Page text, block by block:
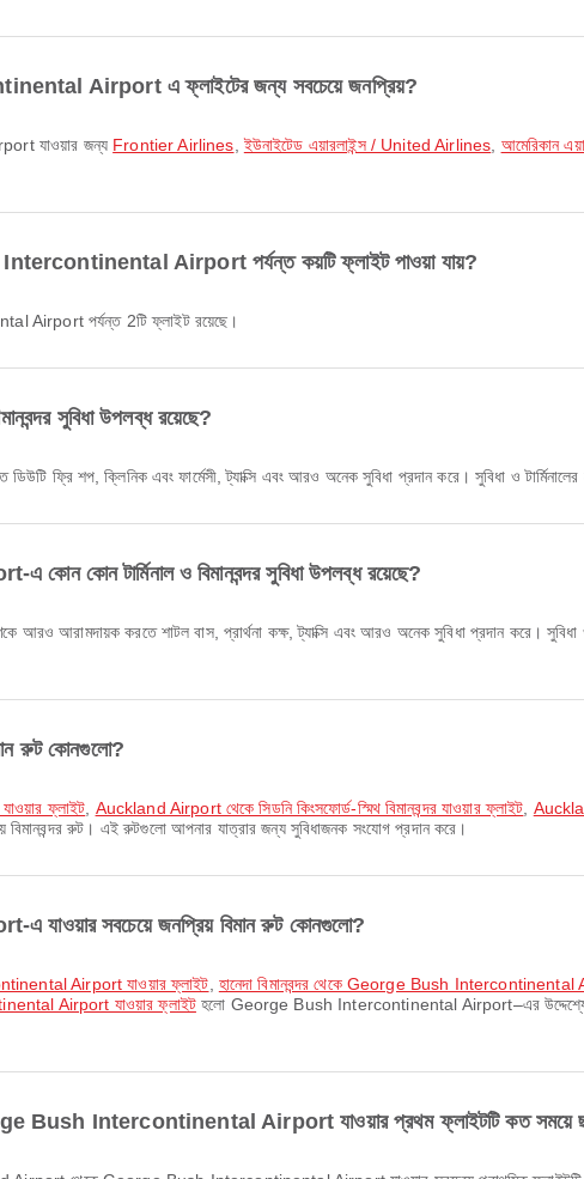
Airport এ ফ্লাইটের জন্য সবচেয়ে জনপ্রিয়?
যাওয়ার জন্য Frontier Airlines ,ইউনাইটেড এয়ারলাইন্স / United Airlines আমেরিকান
Airport পর্যন্ত কয়টি ফ্লাইট পাওয়া যায়?
Airport পর্যন্ত 2টি ফ্লাইট রয়েছে।
সুবিধা উপলব্ধ রয়েছে?
ফ্রি শপ, ক্লিনিক এবং ফার্মেসী, ট্যাক্সি এবং আরও অনেক সুবিধা প্রদান করে। সুবিধা ও টার্মিনালের
টার্মিনাল ও বিমানবন্দর সুবিধা উপলব্ধ রয়েছে?
করতে শাটল বাস, প্রার্থনা কক্ষ, ট্যাক্সি এবং আরও অনেক সুবিধা প্রদান করে। সুবিধা
রুট কোনগুলো?
ফ্লাইট Auckland Airport থেকে সিডনি কিংসফোর্ড-স্মিথ বিমানবন্দর যাওয়ার ফ্লাইট
রুট। এই রুটগুলো আপনার যাত্রার জন্য সুবিধাজনক সংযোগ প্রদান করে।
সবচেয়ে জনপ্রিয় বিমান রুট কোনগুলো?
Airport যাওয়ার ফ্লাইট হানেদা বিমানবন্দর থেকে George Bush Intercontinental
Airport যাওয়ার ফ্লাইটহলো George Bush Intercontinental Airport–এর উদ্দেশ্যে
Bush Intercontinental Airport যাওয়ার প্রথম ফ্লাইটটি কত সময়ে